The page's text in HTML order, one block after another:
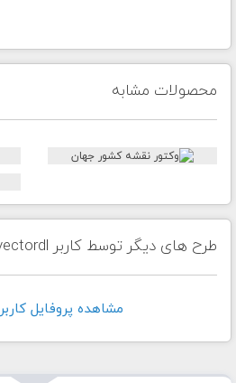
محصولات مشابه
طرح های دیگر توسط کاربر vectordl
مشاهده پروفايل کاربر vectordl